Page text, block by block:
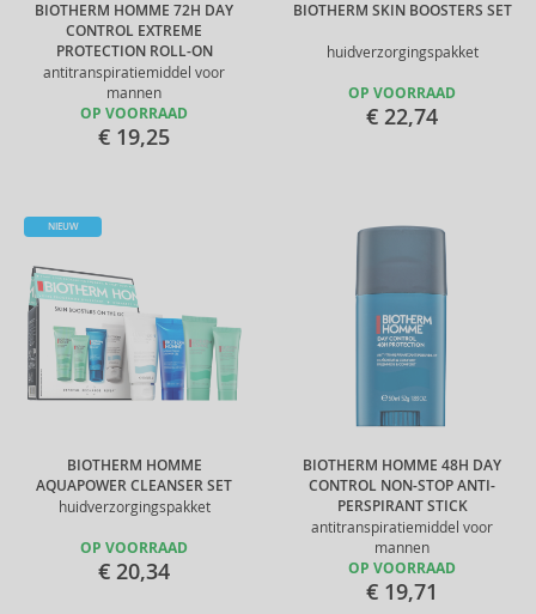
BIOTHERM HOMME 72H DAY
CONTROL EXTREME
PROTECTION ROLL-ON
antitranspiratiemiddel voor
mannen
OP VOORRAAD
€ 19,25
BIOTHERM SKIN BOOSTERS SET
huidverzorgingspakket
OP VOORRAAD
€ 22,74
BIOTHERM HOMME
AQUAPOWER CLEANSER SET
huidverzorgingspakket
NIEUW
OP VOORRAAD
€ 20,34
BIOTHERM HOMME 48H DAY
CONTROL NON-STOP ANTI-
PERSPIRANT STICK
antitranspiratiemiddel voor
mannen
OP VOORRAAD
€ 19,71